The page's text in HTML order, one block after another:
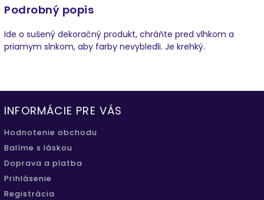
Podrobný popis
Ide o sušený dekoračný produkt, chráňte pred vlhkom a
priamym slnkom, aby farby nevybledli. Je krehký.
INFORMÁCIE PRE VÁS
Hodnotenie obchodu
Balíme s láskou
Doprava a platba
Prihlásenie
Registrácia